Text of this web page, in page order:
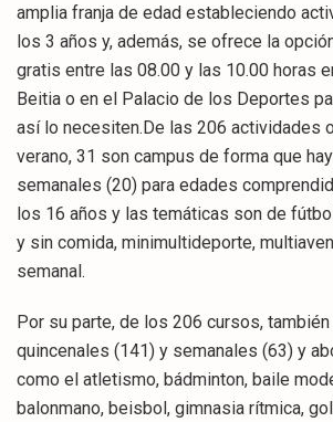
amplia franja de edad estableciendo
los 3 años y, además, se ofrece la
gratis entre las 08.00 y las 10.00 horas
Beitia o en el Palacio de los Deportes
así lo necesiten.De las 206 actividades
verano, 31 son campus de forma que
semanales (20) para edades
los 16 años y las temáticas son de
y sin comida, minimultideporte,
semanal.
Por su parte, de los 206 cursos,
quincenales (141) y semanales (63) y
como el atletismo, bádminton, baile
balonmano, beisbol, gimnasia rítmica,